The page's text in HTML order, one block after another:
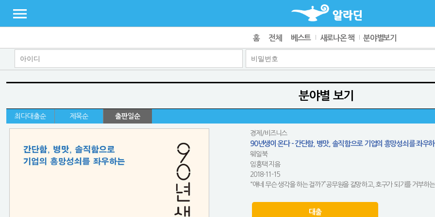
홈 전체 베스트 새로나온 책 분야별보기
분야별 보기
최다대출순 제목순 출판일순
경제/비즈니스
90년생이 온다 - 간단함, 병맛, 솔직함으로 기업의 흥망성쇠를 좌우
웨일북
임홍택 지음
2018-11-15
“얘네 무슨 생각을 하는 걸까?”공무원을 갈망하고, 호구가 되기를 거부
대출